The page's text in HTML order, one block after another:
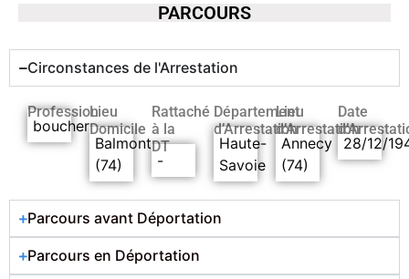
PARCOURS
Circonstances de l'Arrestation
Profession
boucher
Lieu
Domicile
Balmont
(74)
Rattaché
à la
DT
-
Département
d’Arrestation
Haute-
Savoie
Lieu
d’Arrestation
Annecy
(74)
Date
28/12/
Parcours avant Déportation
Parcours en Déportation